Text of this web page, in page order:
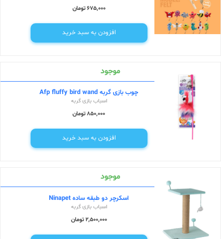
675,000 تومان
افزودن به سبد خرید
موجود
چوب بازی گربه Afp fluffy bird wand
اسباب بازی گربه
850,000 تومان
افزودن به سبد خرید
موجود
اسکرچر دو طبقه ساده Ninapet
اسباب بازی گربه
2,500,000 تومان